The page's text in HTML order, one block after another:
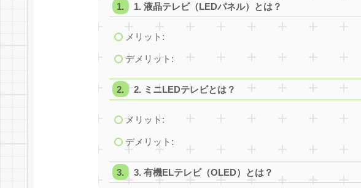
1. 液晶テレビ（LEDパネル）とは？
メリット:
デメリット:
2. ミニLEDテレビとは？
メリット:
デメリット:
3. 有機ELテレビ（OLED）とは？